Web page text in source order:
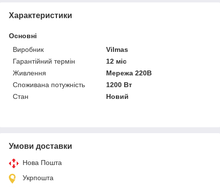
Характеристики
Основні
Виробник
Vilmas
Гарантійний термін
12 міс
Живлення
Мережа 220В
Споживана потужність
1200 Вт
Стан
Новий
Умови доставки
Нова Пошта
Укрпошта